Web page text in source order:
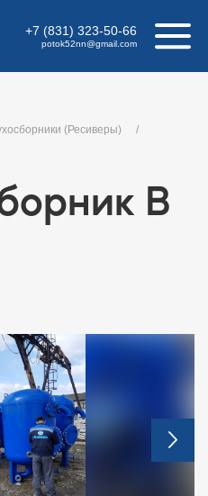
+7 (831) 323-50-66
potok52nn@gmail.com
(Ресиверы)
В